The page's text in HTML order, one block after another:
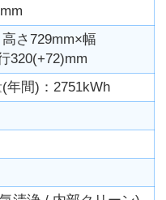
さ729mm×幅
320(+72)mm
年間)：2751kWh